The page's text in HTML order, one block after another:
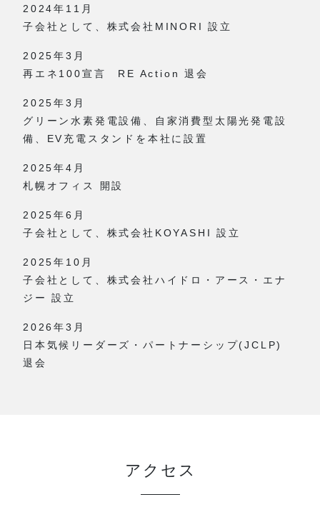
2024年11月
子会社として、株式会社MINORI 設立
2025年3月
再エネ100宣言 RE Action 退会
2025年3月
グリーン水素発電設備、自家消費型太陽光発電設
備、EV充電スタンドを本社に設置
2025年4月
札幌オフィス 開設
2025年6月
子会社として、株式会社KOYASHI 設立
2025年10月
子会社として、株式会社ハイドロ・アース・エナ
ジー 設立
2026年3月
日本気候リーダーズ・パートナーシップ(JCLP)
退会
アクセス